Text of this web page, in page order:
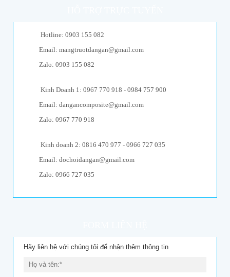
Hotline: 0903 155 082
Email: mangtruotdangan@gmail.com
Zalo: 0903 155 082
Kinh Doanh 1: 0967 770 918 - 0984 757 900
Email: dangancomposite@gmail.com
Zalo: 0967 770 918
Kinh doanh 2: 0816 470 977 - 0966 727 035
Email: dochoidangan@gmail.com
Zalo: 0966 727 035
Hãy liên hệ với chúng tôi để nhận thêm thông tin